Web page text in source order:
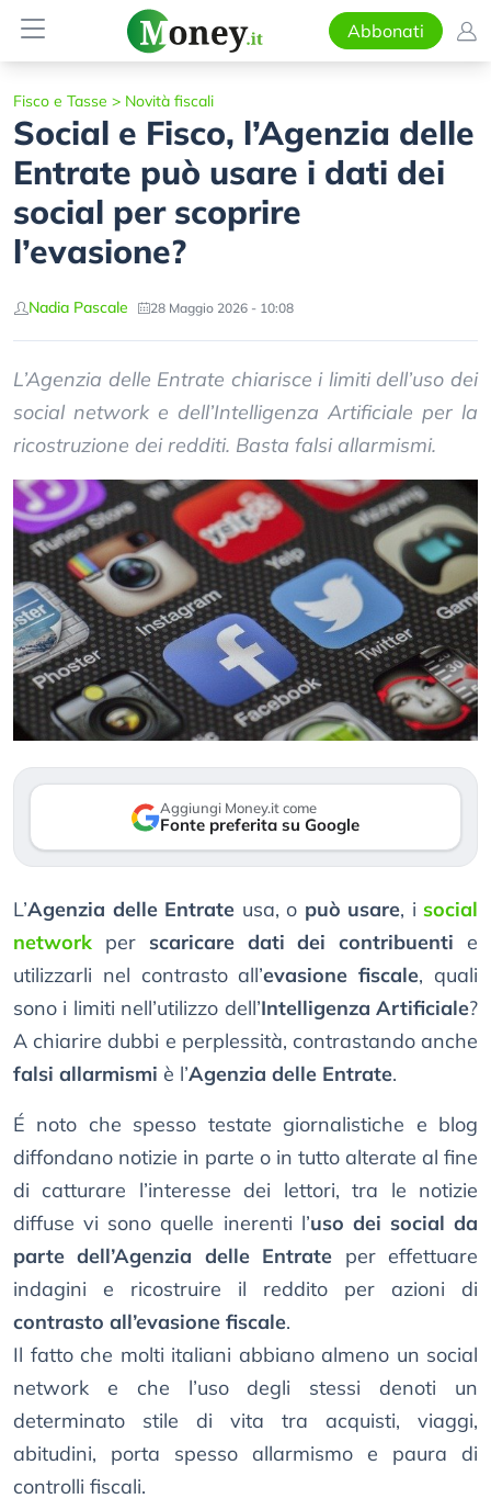
Abbonati
Fisco e Tasse > Novità fiscali
Social e Fisco, l’Agenzia delle
Entrate può usare i dati dei
social per scoprire
l’evasione?
Nadia Pascale 28 Maggio 2026 - 10:08
L’Agenzia delle Entrate chiarisce i limiti dell’uso dei
social network e dell’Intelligenza Artificiale per la
ricostruzione dei redditi. Basta falsi allarmismi.
Aggiungi Money.it come
Fonte preferita su Google
L’Agenzia delle Entrate usa, o può usare, i social
network per scaricare dati dei contribuenti e
utilizzarli nel contrasto all’evasione fiscale, quali
sono i limiti nell’utilizzo dell’Intelligenza Artificiale?
A chiarire dubbi e perplessità, contrastando anche
falsi allarmismi è l’Agenzia delle Entrate.
É noto che spesso testate giornalistiche e blog
diffondano notizie in parte o in tutto alterate al fine
di catturare l’interesse dei lettori, tra le notizie
diffuse vi sono quelle inerenti l’uso dei social da
parte dell’Agenzia delle Entrate per effettuare
indagini e ricostruire il reddito per azioni di
contrasto all’evasione fiscale.
Il fatto che molti italiani abbiano almeno un social
network e che l’uso degli stessi denoti un
determinato stile di vita tra acquisti, viaggi,
abitudini, porta spesso allarmismo e paura di
controlli fiscali.